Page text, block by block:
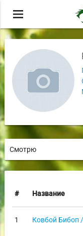
menu
# Название
1 Ковбой Бибоп